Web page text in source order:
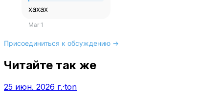
хахах
Mar 1
Присоединиться к обсуждению →
Читайте так же
25 июн. 2026 г.·ton